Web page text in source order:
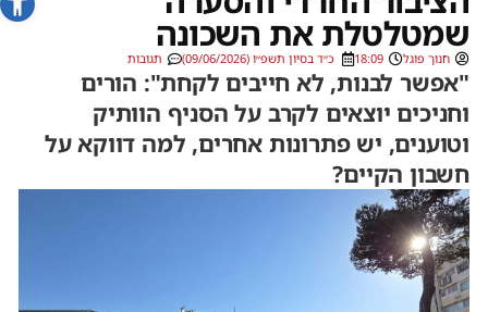
שמטלטלת את השכונה
חנוך פוגל 18:09 כ״ד בסיון תשפ״ו (09/06/2026) תגובות
"אפשר לבנות, לא חייבים לקחת": הורים
וחניכים יוצאים לקרב על הסניף הוותיק
וטוענים, יש פתרונות אחרים, למה דווקא על
חשבון הקיים?